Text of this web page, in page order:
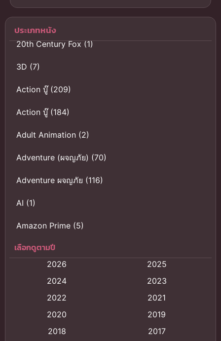
ประเภทหนัง
20th Century Fox(1)
3D (7)
Action บู๊(209)
Action บู๊(184)
Adult Animation (2)
Adventure (ผจญภัย) (70)
Adventure ผจญภัย (116)
AI (1)
Amazon Prime (5)
Anal (ประตูหลัง)
Animation การ์ตูน
Animation อนิเมะ
เลือกดูตามปี
2026
2025
2024
2023
2022
2021
2020
2019
2018
2017